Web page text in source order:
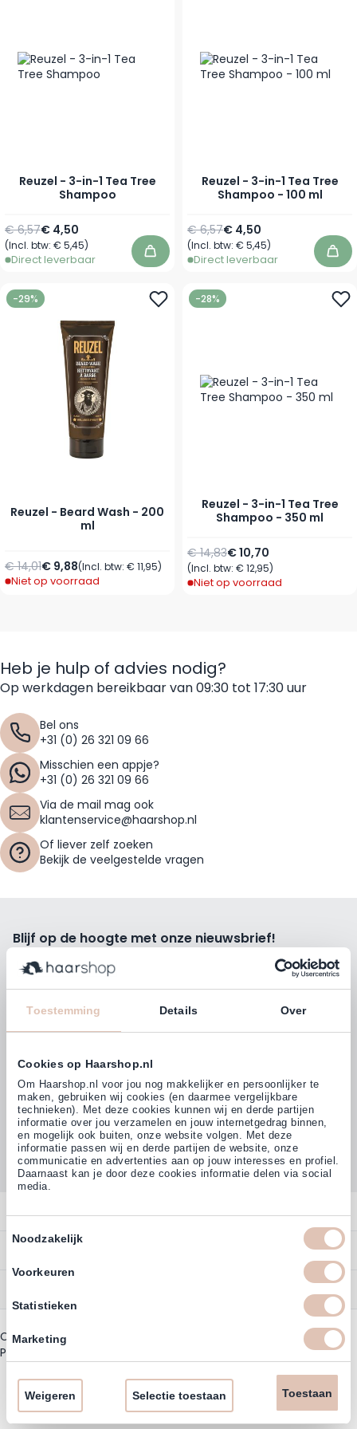
Toestemming Details Over
Cookies op Haarshop.nl
Om Haarshop.nl voor jou nog makkelijker en persoonlijker te
maken, gebruiken wij cookies (en daarmee vergelijkbare
technieken). Met deze cookies kunnen wij en derde partijen
informatie over jou verzamelen en jouw internetgedrag binnen,
en mogelijk ook buiten, onze website volgen. Met deze
informatie passen wij en derde partijen de website, onze
communicatie en advertenties aan op jouw interesses en profiel.
Daarnaast kan je door deze cookies informatie delen via social
media.
Noodzakelijk
Voorkeuren
Statistieken
Marketing
Toestaan
Selectie toestaan
Weigeren
Reuzel - 3-in-1 Tea Tree
Shampoo
Vanaf
€ 4,50
Normale prijs
€ 6,57
(Incl. btw: € 5,45)
Direct leverbaar In winkelwagen
Reuzel - 3-in-1 Tea Tree
Shampoo - 100 ml
Speciale prijs
€ 4,50
Normale prijs
€ 6,57
(Incl. btw: € 5,45)
Direct leverbaar In
-29%
Reuzel - Beard Wash - 200
ml
Speciale prijs
€ 9,88
Normale prijs
€ 14,01 (Incl. btw: € 11,95)
Niet op voorraad
-28%
Reuzel - 3-in-1 Tea Tree
Shampoo - 350 ml
Speciale prijs
€ 10,70
Normale prijs
€ 14,83
(Incl. btw: € 12,95)
Niet op voorraad
Heb je hulp of advies nodig?
Op werkdagen bereikbaar van 09:30 tot 17:30 uur
Bel ons
+31 (0) 26 321 09 66
Misschien een appje?
+31 (0) 26 321 09 66
Via de mail mag ook
klantenservice@haarshop.nl
Of liever zelf zoeken
Bekijk de veelgestelde vragen
Contact
Overzicht
Contact
Account
Uitzonderingen acties
Annuleren
Bezorgen
Retourneren
Omruilen
Assortiment
Nieuwsbrief & Kortingscode
Account informatie
Blijf op de hoogte met onze nieuwsbrief!
Ontvang wekelijks de beste kortingsacties, tips en nieuws
rechtstreeks in jou e-mailbox.
E-mailadres
Inschrijven
Volg ons
Klanten beoordelen ons met
4,77 (38.000+)
Copyright © 2003 - 2026 - Haarshoppro.nl
Privacy beleid